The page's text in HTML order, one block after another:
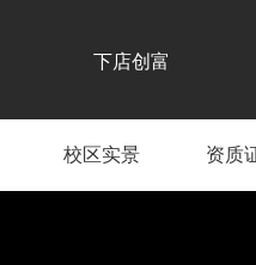
下店创富
校区实景 资质